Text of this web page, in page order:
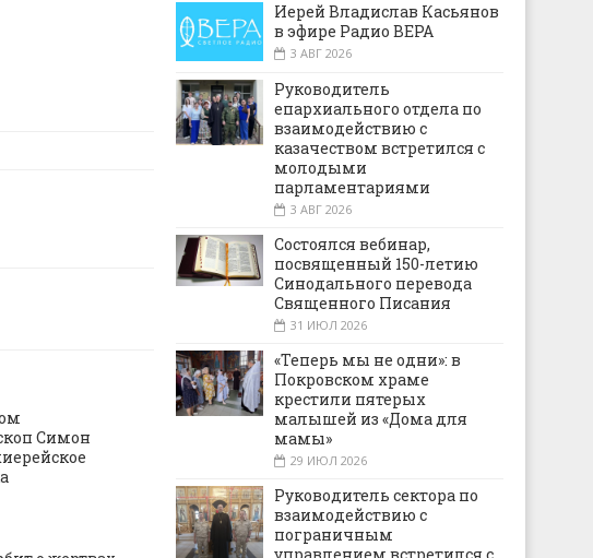
Симон
Иерей Владислав Касьянов
в эфире Радио ВЕРА
3 АВГ 2026
Руководитель
епархиального отдела по
взаимодействию с
казачеством встретился с
молодыми
парламентариями
3 АВГ 2026
Состоялся вебинар,
посвященный 150-летию
Синодального перевода
Священного Писания
31 ИЮЛ 2026
«Теперь мы не одни»: в
Покровском храме
крестили пятерых
малышей из «Дома для
мамы»
29 ИЮЛ 2026
Руководитель сектора по
взаимодействию с
пограничным